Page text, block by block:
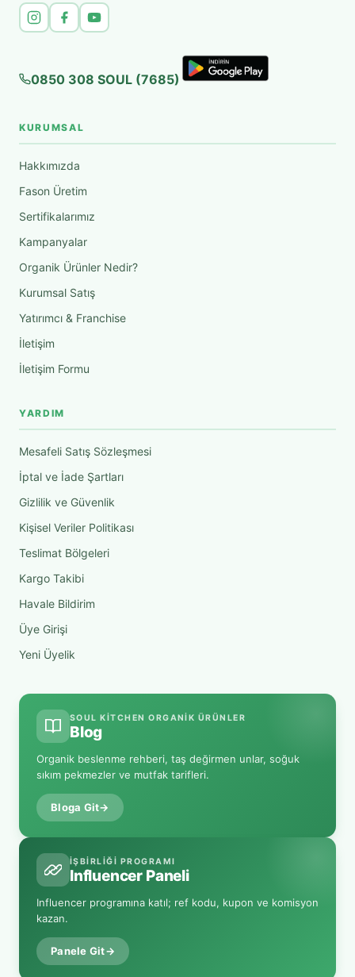
0850 308 SOUL (7685)
KURUMSAL
Hakkımızda
Fason Üretim
Sertifikalarımız
Kampanyalar
Organik Ürünler Nedir?
Kurumsal Satış
Yatırımcı & Franchise
İletişim
İletişim Formu
YARDIM
Mesafeli Satış Sözleşmesi
İptal ve İade Şartları
Gizlilik ve Güvenlik
Kişisel Veriler Politikası
Teslimat Bölgeleri
Kargo Takibi
Havale Bildirim
Üye Girişi
Yeni Üyelik
SOUL KITCHEN ORGANIK ÜRÜNLER
Blog
Organik beslenme rehberi, taş değirmen unlar, soğuk
sıkım pekmezler ve mutfak tarifleri.
Bloga Git→
İŞBIRLIĞI PROGRAMI
Influencer Paneli
Influencer programına katıl; ref kodu, kupon ve komisyon
kazan.
Panele Git→